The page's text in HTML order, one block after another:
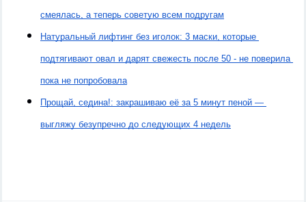
смеялась, а теперь советую всем подругам
Натуральный лифтинг без иголок: 3 маски, которые
подтягивают овал и дарят свежесть после 50 - не поверила
пока не попробовала
Прощай, седина!: закрашиваю её за 5 минут пеной —
выгляжу безупречно до следующих 4 недель